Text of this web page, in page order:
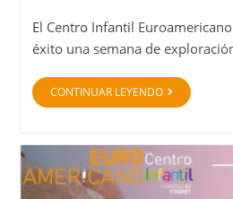
El Centro Infantil
éxito una semana de
CONTINUAR LEYENDO